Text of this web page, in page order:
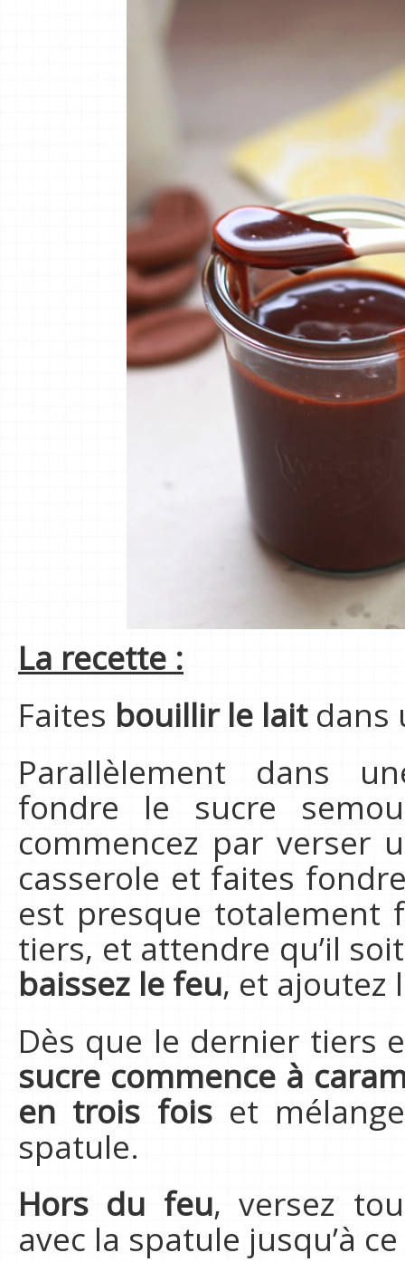
La recette :
Faites bouillir le laitdans
Parallèlement dans
fondre le sucre
commencez par verser
casserole et faites
est presque totalement
tiers, et attendre qu’il
baissez le feu, et ajoutez
Dès que le dernier tiers
sucre commence à
en trois foiset
spatule.
Hors du feu, versez
avec la spatule jusqu’à